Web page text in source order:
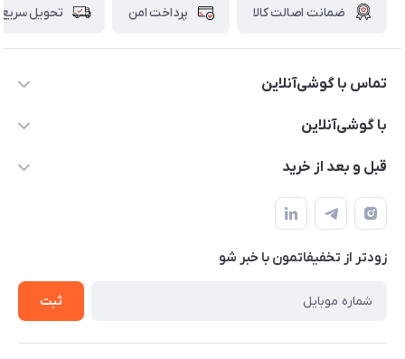
ضمانت اصالت کالا پرداخت امن تحویل سریع
تماس با گوشی‌آنلاین
۰۲۱91001221
با گوشی‌آنلاین
درباره ما
حساب کاربری
حریم خصوصی
بلاگ
قبل و بعد از خرید
نحوه خرید از گوشی آنلاین
شرایط ضمانت هفت روزه
روش ارسال کالا در گوشی آنلاین
روش بازگردانی کالا
زودتر از تخفیفاتمون با خبر شو
ثبت